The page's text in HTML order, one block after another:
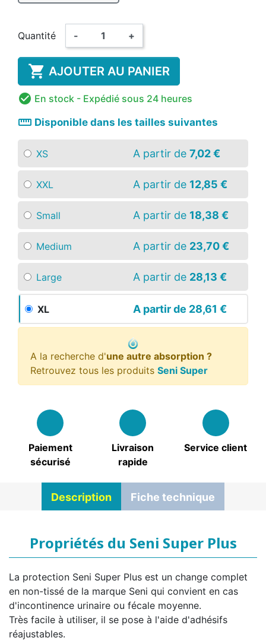
Quantité - +
 AJOUTER AU PANIER
 En stock - Expédié sous 24 heures
straighten Disponible dans les tailles suivantes
XS A partir de 7,02 €
XXL A partir de 12,85 €
Small A partir de 18,38 €
Medium A partir de 23,70 €
Large A partir de 28,13 €
XL A partir de 28,61 €
A la recherche d'une autre absorption ?
Retrouvez tous les produits Seni Super
Paiement
sécurisé
Livraison
rapide
Service client
Description Fiche technique
Propriétés du Seni Super Plus
La protection Seni Super Plus est un change complet
en non-tissé de la marque Seni qui convient en cas
d'incontinence urinaire ou fécale moyenne.
Très facile à utiliser, il se pose à l'aide d'adhésifs
réajustables.